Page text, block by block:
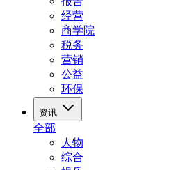
经营
商学院
税务
营销
公益
环保
资讯
全部
人物
综合